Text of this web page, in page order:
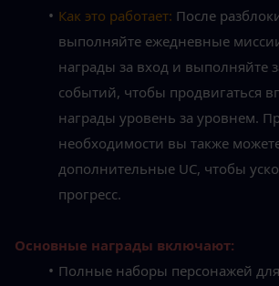
Как это работает: После
выполняйте ежедневные
награды за вход и выполняйте
событий, чтобы продвигаться
награды уровень за уровнем.
необходимости вы также
дополнительные UC, чтобы
прогресс.
Основные награды включают:
Полные наборы персонажей